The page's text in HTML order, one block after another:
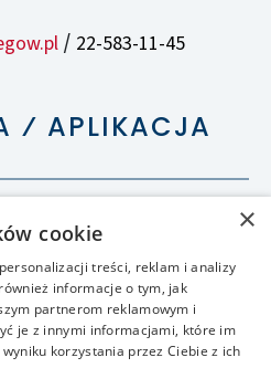
/ 22-583-11-45
⁄ APLIKACJA
×
cookie
treści, reklam i analizy
informacje o tym, jak
partnerom reklamowym i
je z innymi informacjami, które im
korzystania przez Ciebie z ich